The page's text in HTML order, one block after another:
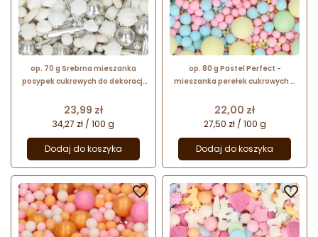
op. 70 g Srebrna mieszanka
posypek cukrowych do dekoracji
Fun Cakes
Cena
23,99 zł
34,27 zł / 100 g
Dodaj do koszyka
op. 80 g Pastel Perfect -
mieszanka perełek cukrowych w
dekoracyjna - Fun Cakes
Cena
22,00 zł
27,50 zł / 100 g
Dodaj do koszyka
 